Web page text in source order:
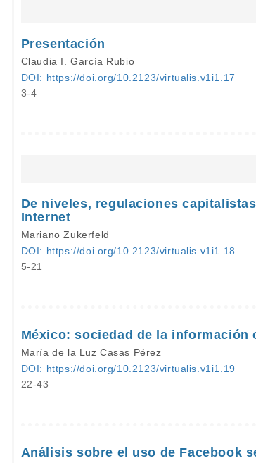
Presentación
Claudia I. García Rubio
DOI: https://doi.org/10.2123/virtualis.v1i1.17
3-4
De niveles, regulaciones
Internet
Mariano Zukerfeld
DOI: https://doi.org/10.2123/virtualis.v1i1.18
5-21
México: sociedad de la
María de la Luz Casas Pérez
DOI: https://doi.org/10.2123/virtualis.v1i1.19
22-43
Análisis sobre el uso de Facebook